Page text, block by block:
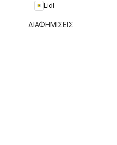
Lidl
ΔΙΑΦΗΜΙΣΕΙΣ